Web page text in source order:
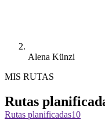
Alena Künzi
MIS RUTAS
Rutas
Rutas planificadas10